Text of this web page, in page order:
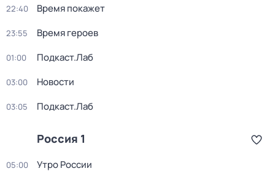
22:40 Время покажет
23:55 Время героев
01:00 Подкаст.Лаб
03:00 Новости
03:05 Подкаст.Лаб
Россия 1
05:00 Утро России